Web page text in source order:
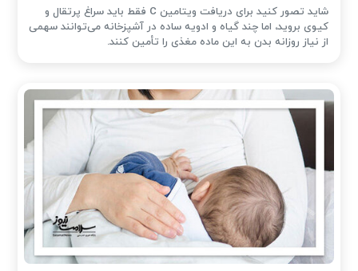
شاید تصور کنید برای دریافت ویتامین C فقط باید سراغ پرتقال و
کیوی بروید، اما چند گیاه و ادویه ساده در آشپزخانه می‌توانند سهمی
از نیاز روزانه بدن به این ماده مغذی را تأمین کنند.